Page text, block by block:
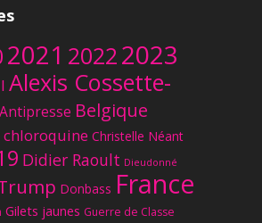
2021 20222023
Alexis Cossette-
Antipresse Belgique
chloroquine Christelle Néant
Didier Raoult Dieudonné
Donbass France
Gilets jaunes Guerre de Classe